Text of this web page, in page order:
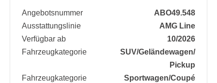
Angebotsnummer
ABO49.548
Ausstattungslinie
AMG Line
Verfügbar ab
10/2026
Fahrzeugkategorie
SUV/​Geländewagen/​
Pickup
Fahrzeugkategorie
Sportwagen/​Coupé